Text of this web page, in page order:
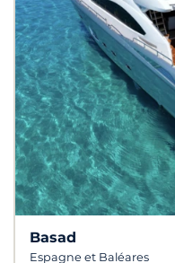
Basad
Espagne et Baléares